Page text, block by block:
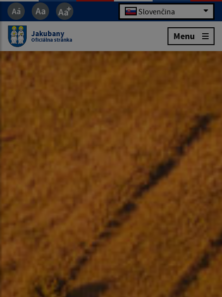
Slovenčina
Jakubany
Oficiálna stránka Menu